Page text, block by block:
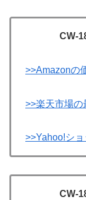
CW-
>>Amazonの
>>楽天市場の
>>Yahoo!シ
CW-